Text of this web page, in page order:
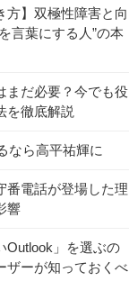
方】双極性障害と向
言葉にする人”の本
まだ必要？今でも役
を徹底解説
なら高平祐輝に
番電話が登場した理
響
Outlook」を選ぶの
ザーが知っておくべ